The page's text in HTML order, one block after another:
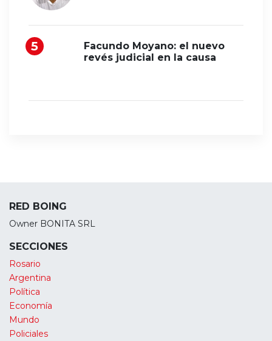
Facundo Moyano: el nuevo
revés judicial en la causa
RED BOING
Owner BONITA SRL
SECCIONES
Rosario
Argentina
Política
Economía
Mundo
Policiales